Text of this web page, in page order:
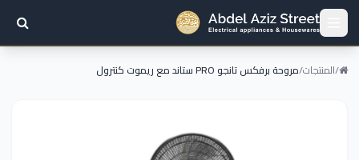
/المنتجات/مروحة برفكس تانجو PRO ستاند مع ريموت كنترول